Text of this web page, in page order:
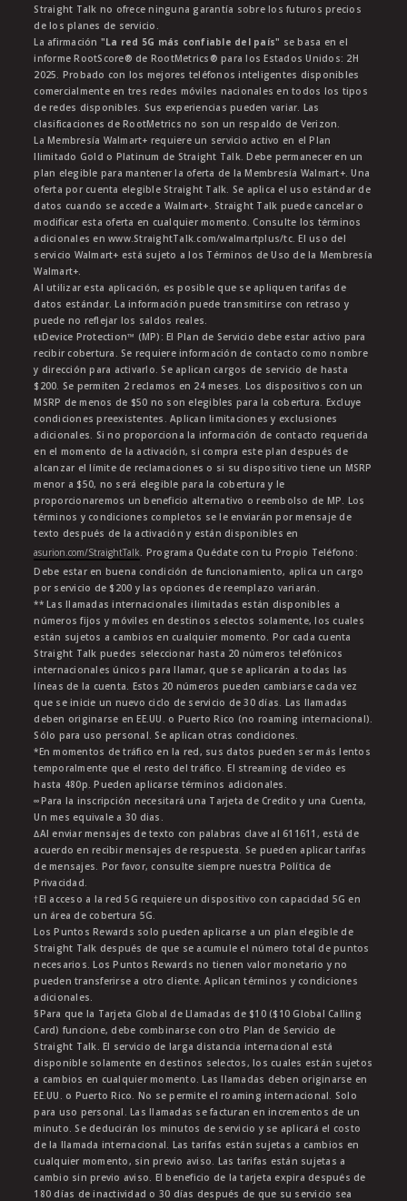
Straight Talk no ofrece ninguna garantía sobre los futuros precios
de los planes de servicio.
La afirmación "La red 5G más confiable del país" se basa en el
informe RootScore® de RootMetrics® para los Estados Unidos: 2H
2025. Probado con los mejores teléfonos inteligentes disponibles
comercialmente en tres redes móviles nacionales en todos los tipos
de redes disponibles. Sus experiencias pueden variar. Las
clasificaciones de RootMetrics no son un respaldo de Verizon.
La Membresía Walmart+ requiere un servicio activo en el Plan
Ilimitado Gold o Platinum de Straight Talk. Debe permanecer en un
plan elegible para mantener la oferta de la Membresía Walmart+. Una
oferta por cuenta elegible Straight Talk. Se aplica el uso estándar de
datos cuando se accede a Walmart+. Straight Talk puede cancelar o
modificar esta oferta en cualquier momento. Consulte los términos
adicionales en www.StraightTalk.com/walmartplus/tc. El uso del
servicio Walmart+ está sujeto a los Términos de Uso de la Membresía
Walmart+.
Al utilizar esta aplicación, es posible que se apliquen tarifas de
datos estándar. La información puede transmitirse con retraso y
puede no reflejar los saldos reales.
ŧŧDevice Protection™ (MP): El Plan de Servicio debe estar activo para
recibir cobertura. Se requiere información de contacto como nombre
y dirección para activarlo. Se aplican cargos de servicio de hasta
$200. Se permiten 2 reclamos en 24 meses. Los dispositivos con un
MSRP de menos de $50 no son elegibles para la cobertura. Excluye
condiciones preexistentes. Aplican limitaciones y exclusiones
adicionales. Si no proporciona la información de contacto requerida
en el momento de la activación, si compra este plan después de
alcanzar el límite de reclamaciones o si su dispositivo tiene un MSRP
menor a $50, no será elegible para la cobertura y le
proporcionaremos un beneficio alternativo o reembolso de MP. Los
términos y condiciones completos se le enviarán por mensaje de
texto después de la activación y están disponibles en
asurion.com/StraightTalk. Programa Quédate con tu Propio Teléfono:
Debe estar en buena condición de funcionamiento, aplica un cargo
por servicio de $200 y las opciones de reemplazo variarán.
** Las llamadas internacionales ilimitadas están disponibles a
números fijos y móviles en destinos selectos solamente, los cuales
están sujetos a cambios en cualquier momento. Por cada cuenta
Straight Talk puedes seleccionar hasta 20 números telefónicos
internacionales únicos para llamar, que se aplicarán a todas las
líneas de la cuenta. Estos 20 números pueden cambiarse cada vez
que se inicie un nuevo ciclo de servicio de 30 días. Las llamadas
deben originarse en EE.UU. o Puerto Rico (no roaming internacional).
Sólo para uso personal. Se aplican otras condiciones.
*En momentos de tráfico en la red, sus datos pueden ser más lentos
temporalmente que el resto del tráfico. El streaming de video es
hasta 480p. Pueden aplicarse términos adicionales.
∞Para la inscripción necesitará una Tarjeta de Credito y una Cuenta,
Un mes equivale a 30 dias.
∆Al enviar mensajes de texto con palabras clave al 611611, está de
acuerdo en recibir mensajes de respuesta. Se pueden aplicar tarifas
de mensajes. Por favor, consulte siempre nuestra Política de
Privacidad.
†El acceso a la red 5G requiere un dispositivo con capacidad 5G en
un área de cobertura 5G.
Los Puntos Rewards solo pueden aplicarse a un plan elegible de
Straight Talk después de que se acumule el número total de puntos
necesarios. Los Puntos Rewards no tienen valor monetario y no
pueden transferirse a otro cliente. Aplican términos y condiciones
adicionales.
§Para que la Tarjeta Global de Llamadas de $10 ($10 Global Calling
Card) funcione, debe combinarse con otro Plan de Servicio de
Straight Talk. El servicio de larga distancia internacional está
disponible solamente en destinos selectos, los cuales están sujetos
a cambios en cualquier momento. Las llamadas deben originarse en
EE.UU. o Puerto Rico. No se permite el roaming internacional. Solo
para uso personal. Las llamadas se facturan en incrementos de un
minuto. Se deducirán los minutos de servicio y se aplicará el costo
de la llamada internacional. Las tarifas están sujetas a cambios en
cualquier momento, sin previo aviso. Las tarifas están sujetas a
cambio sin previo aviso. El beneficio de la tarjeta expira después de
180 días de inactividad o 30 días después de que su servicio sea